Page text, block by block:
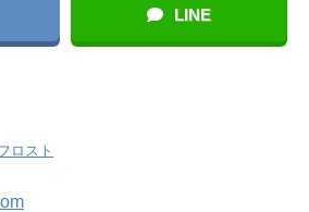
LINE
ロスト